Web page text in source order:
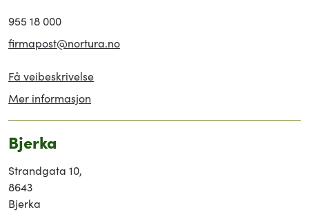
955 18 000
firmapost@nortura.no
Få veibeskrivelse
Mer informasjon
Bjerka
Strandgata 10,
8643
Bjerka